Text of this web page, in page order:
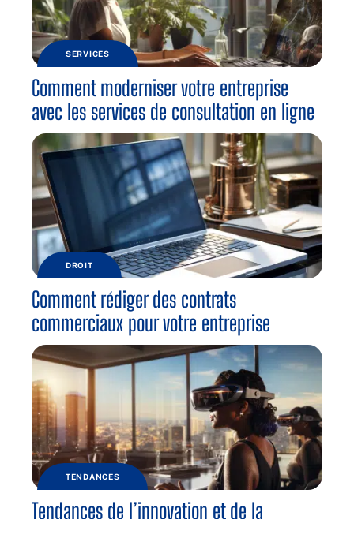
SERVICES
Comment moderniser votre entreprise
avec les services de consultation en ligne
DROIT
Comment rédiger des contrats
commerciaux pour votre entreprise
TENDANCES
Tendances de l’innovation et de la